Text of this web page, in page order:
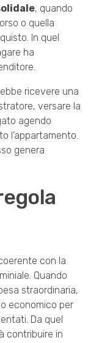
, quando
o quella
In quel
ha
ricevere una
versare la
agendo
l’appartamento.
genera
con la
Quando
straordinaria,
economico per
Da quel
contribuire in